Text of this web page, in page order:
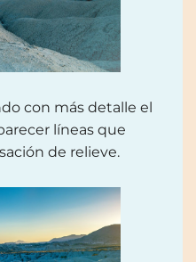
con más detalle el
líneas que
de relieve.